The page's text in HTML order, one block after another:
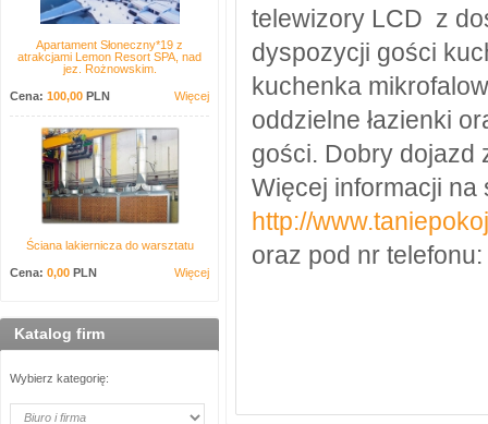
Apartament Słoneczny*19 z
atrakcjami Lemon Resort SPA, nad
jez. Rożnowskim.
Cena: 100,00 PLN Więcej
Ściana lakiernicza do warsztatu
Cena: 0,00 PLN Więcej
Katalog firm
Wybierz kategorię:
telewizory LCD z
dyspozycji gości
kuchenka
oddzielne łazienki
gości. Dobry dojazd
Więcej informacji na
http://
oraz pod nr